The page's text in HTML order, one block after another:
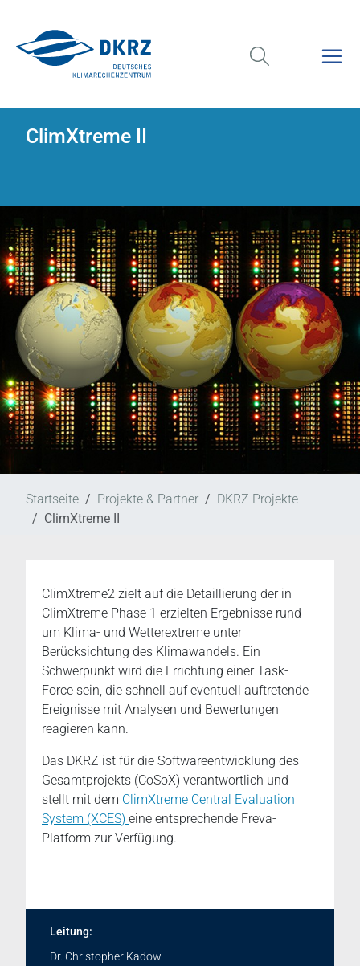
ClimXtreme II
Startseite Projekte & Partner
DKRZ Projekte
ClimXtreme II
ClimXtreme2 zielt auf die Detaillierung der in
ClimXtreme Phase 1 erzielten Ergebnisse rund
um Klima- und Wetterextreme unter
Berücksichtung des Klimawandels. Ein
Schwerpunkt wird die Errichtung einer Task-
Force sein, die schnell auf eventuell auftretende
Ereignisse mit Analysen und Bewertungen
reagieren kann.
Das DKRZ ist für die Softwareentwicklung des
Gesamtprojekts (CoSoX) verantwortlich und
stellt mit dem ClimXtreme Central Evaluation
System (XCES) eine entsprechende Freva-
Platform zur Verfügung.
Leitung:
Dr. Christopher Kadow